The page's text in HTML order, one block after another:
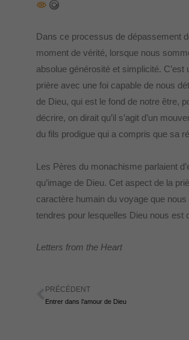
Dans ce processus de dépassement
moment de vérité, lorsque nous
absolue générosité et simplicité.
prière avec une foi capable de nous
de Dieu, qui est le fond de notre être,
décrire, on dirait qu’il s’agit d’un
du fils prodigue qui a compris que sa
Les Pères du monachisme parlaient
qu’image de Dieu. Cet aspect de la
caractère humain du voyage que
tendres pour lesquelles Dieu nous
Letters from the Heart
Précédent
PRÉCÉDENT
Entrer dans l’amour de Dieu